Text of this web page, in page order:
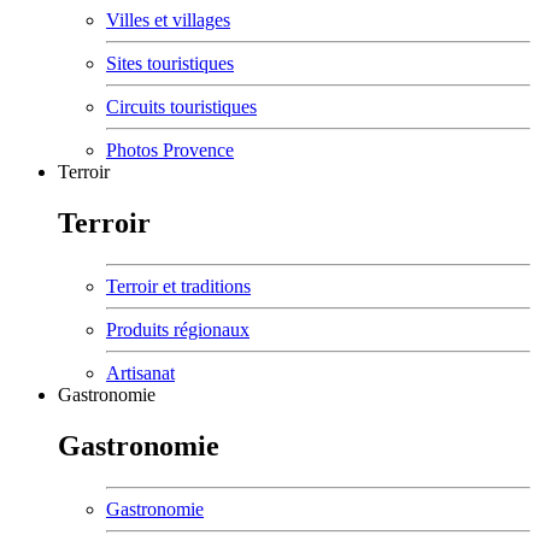
Villes et villages
Sites touristiques
Circuits touristiques
Photos Provence
Terroir
Terroir
Terroir et traditions
Produits régionaux
Artisanat
Gastronomie
Gastronomie
Gastronomie